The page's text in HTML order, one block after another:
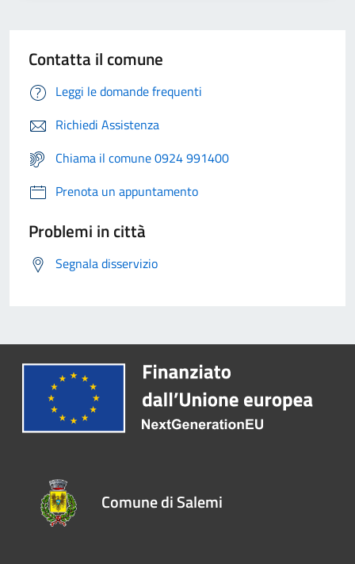
Contatta il comune
Leggi le domande frequenti
Richiedi Assistenza
Chiama il comune 0924 991400
Prenota un appuntamento
Problemi in città
Segnala disservizio
Comune di Salemi